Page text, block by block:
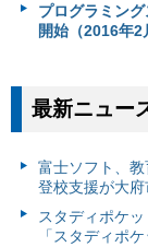
プログラミン
開始（2016年2
最新ニュー
富⼠ソフト、
登校支援が大府
スタディポケ
「スタディポ